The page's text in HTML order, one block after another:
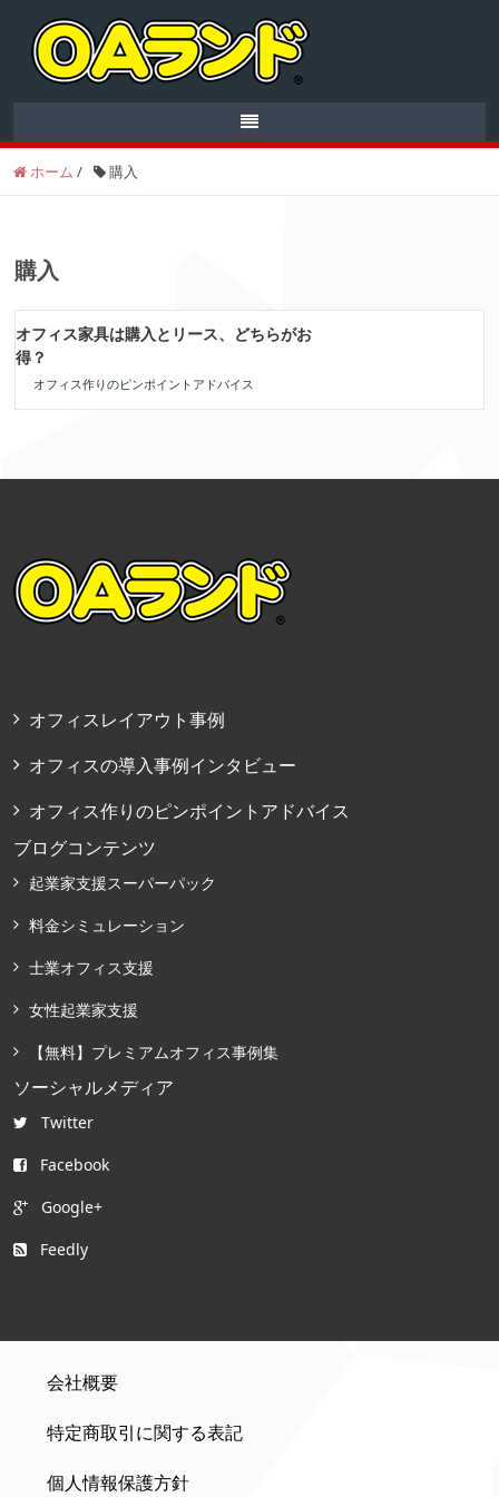
ホーム / 購入
購入
オフィス家具は購入とリース、どちらがお
得？
オフィス作りのピンポイントアドバイス
オフィスレイアウト事例
オフィスの導入事例インタビュー
オフィス作りのピンポイントアドバイス
ブログコンテンツ
起業家支援スーパーパック
料金シミュレーション
士業オフィス支援
女性起業家支援
【無料】プレミアムオフィス事例集
ソーシャルメディア
Twitter
Facebook
Google+
Feedly
会社概要
特定商取引に関する表記
個人情報保護方針